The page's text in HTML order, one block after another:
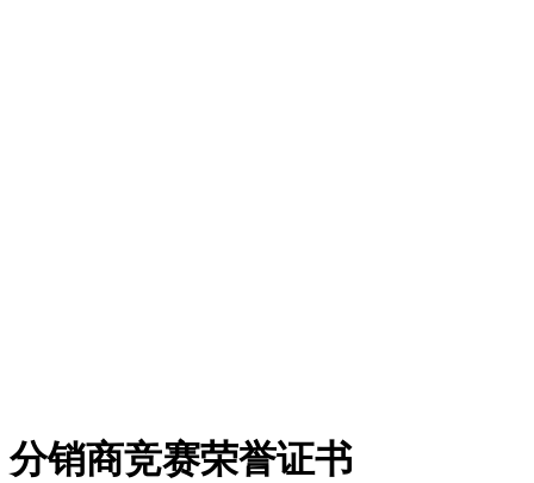
分销商竞赛荣誉证书